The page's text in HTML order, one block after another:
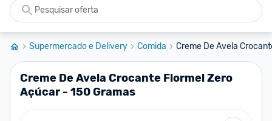
Supermercado e Delivery Comida Creme De Avela
Creme De Avela Crocante Flormel Zero
Açúcar - 150 Gramas